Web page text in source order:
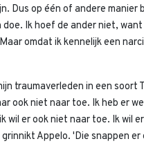
Dus op één of andere manier
Ik hoef de ander niet,
omdat ik kennelijk een
traumaverleden in een
ook niet naar toe. Ik heb er
wil er ook niet naar toe. Ik wil
Appelo. 'Die snappen er